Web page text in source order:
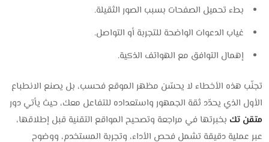
بطء تحميل الصفحات بسبب الصور الثقيلة.
غياب الدعوات الواضحة للتجربة أو التواصل.
إهمال التوافق مع الهواتف الذكية.
تجنّب هذه الأخطاء لا يحسّن مظهر الموقع فحسب، بل يصنع الانطباع
الأول الذي يحدّد ثقة الجمهور واستعداده للتفاعل معك، حيث يأتي دور
متقن تك بخبرتها في مراجعة وتصحيح المواقع التقنية قبل إطلاقها،
عبر عملية دقيقة تشمل فحص الأداء، وتجربة المستخدم، ووضوح